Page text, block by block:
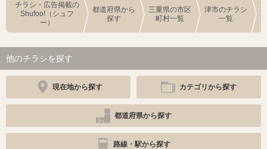
チラシ・広告掲載の
Shufoo!（シュフ
ー）
都道府県から
探す
三重県の市区
町村一覧
津市のチラシ
一覧
他のチラシを探す
現在地から探す カテゴリから探す
都道府県から探す
路線・駅から探す